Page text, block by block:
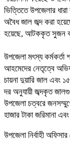
ভিত্তিতে উপজেলার
অবৈধ জাল জব্দ করা
হয়েছে, আটককৃত সুজন
উপজেলা মৎস্য কর্মকর্তা
আহমেদের নেতৃত্বে
চায়না দুয়ারি জাল এবং
দর অনুযায়ী জব্দকৃত
উপজেলা চত্বরে
হাজার টাকা জরিমানা
উপজেলা নির্বাহী